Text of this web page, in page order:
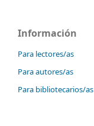
Información
Para lectores/as
Para autores/as
Para bibliotecarios/as